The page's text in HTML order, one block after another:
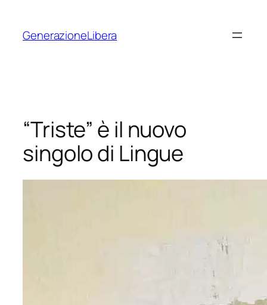
contenuto
GenerazioneLibera
“Triste” è il nuovo
singolo di Lingue